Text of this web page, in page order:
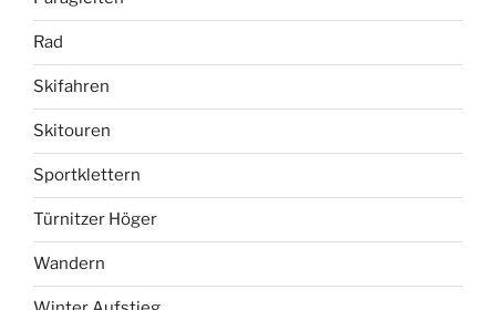
Rad
Skifahren
Skitouren
Sportklettern
Türnitzer Höger
Wandern